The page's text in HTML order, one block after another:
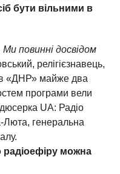
бути вільними в
повинні досвідом
релігієзнавець,
«ДНР» майже два
програми вели
UA: Радіо
Люта, генеральна
можна